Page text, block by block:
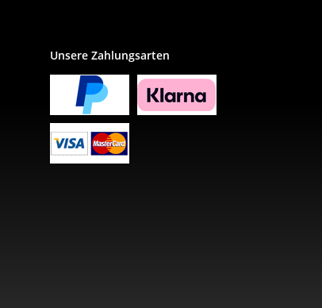
Unsere Zahlungsarten